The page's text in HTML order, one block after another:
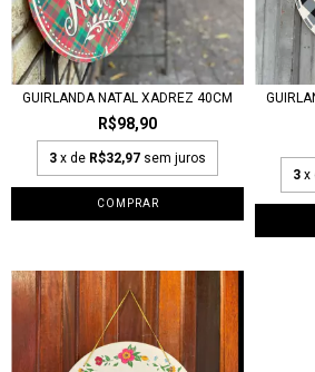
GUIRLANDA NATAL XADREZ 40CM
R$98,90
3 x de R$32,97 sem juros
3 x